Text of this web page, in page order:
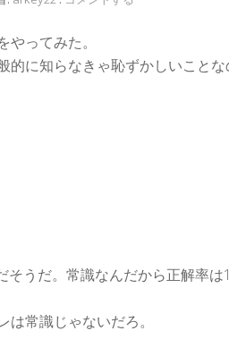
やってみた。
的に知らなきゃ恥ずかしいこと
そうだ。常識なんだから正解率
常識じゃないだろ。